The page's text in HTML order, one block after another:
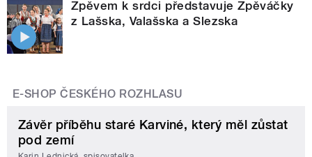
Zpěvem k srdci představuje Zpěváčky
z Lašska, Valašska a Slezska
E-SHOP ČESKÉHO ROZHLASU
Závěr příběhu staré Karviné, který měl zůstat
pod zemí